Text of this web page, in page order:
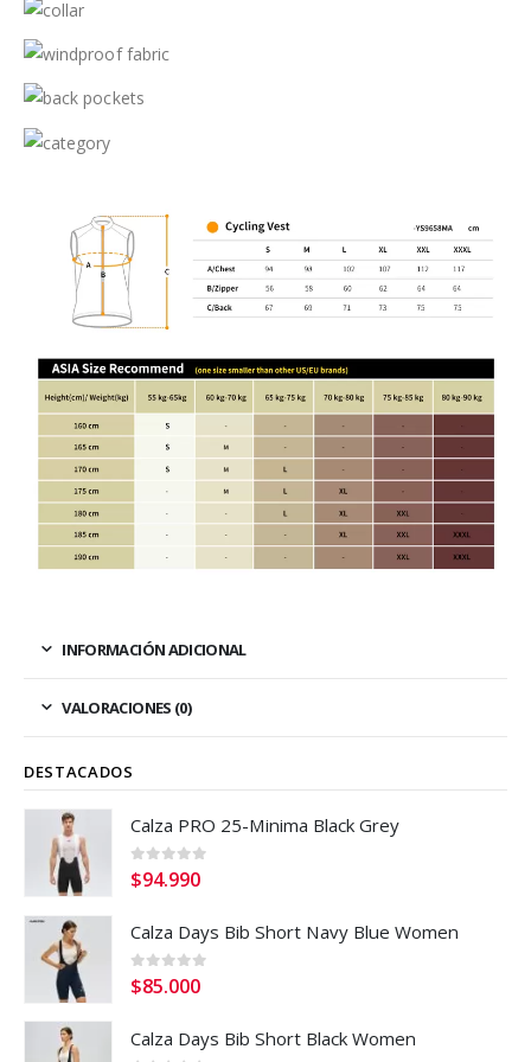
INFORMACIÓN ADICIONAL
VALORACIONES (0)
DESTACADOS
Calza PRO 25-Minima Black Grey
0out of 5
$94.990
Calza Days Bib Short Navy Blue Women
0out of 5
$85.000
Calza Days Bib Short Black Women